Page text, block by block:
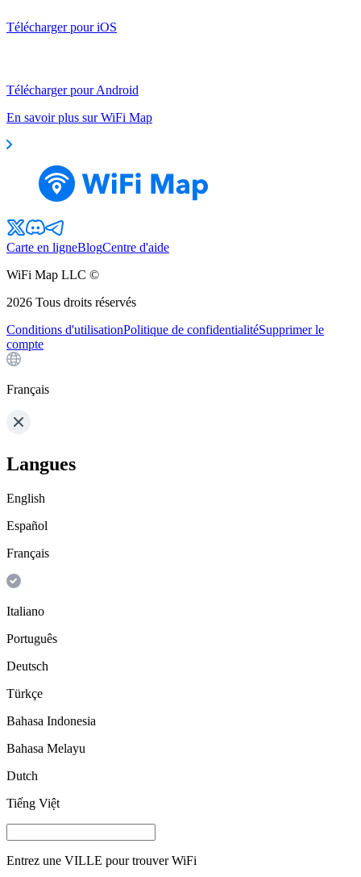
Télécharger pour iOS
Télécharger pour Android
En savoir plus sur WiFi Map
Carte en ligneBlogCentre d'aide
WiFi Map LLC ©
2026 Tous droits réservés
Conditions d'utilisationPolitique de confidentialitéSupprimer le
compte
Français
Langues
English
Español
Français
Italiano
Português
Deutsch
Türkçe
Bahasa Indonesia
Bahasa Melayu
Dutch
Tiếng Việt
Entrez une VILLE pour trouver WiFi